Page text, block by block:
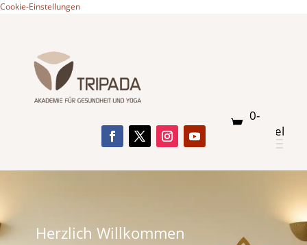
Cookie-Einstellungen
0-
Artikel
Herzlich Willkommen